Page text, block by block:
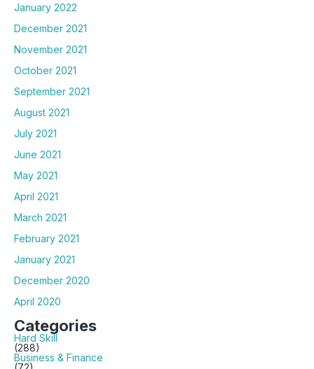
January 2022
December 2021
November 2021
October 2021
September 2021
August 2021
July 2021
June 2021
May 2021
April 2021
March 2021
February 2021
January 2021
December 2020
April 2020
Categories
Hard Skill
(288)
Business & Finance